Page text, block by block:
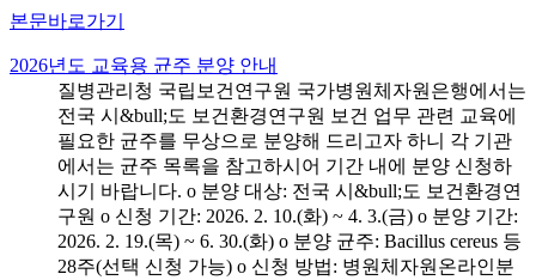
본문바로가기
2026년도 교육용 균주 분양 안내
질병관리청 국립보건연구원 국가병원체자원은행에서는
전국 시&bull;도 보건환경연구원 보건 업무 관련 교육에
필요한 균주를 무상으로 분양해 드리고자 하니 각 기관
에서는 균주 목록을 참고하시어 기간 내에 분양 신청하
시기 바랍니다. o 분양 대상: 전국 시&bull;도 보건환경연
구원 o 신청 기간: 2026. 2. 10.(화) ~ 4. 3.(금) o 분양 기간:
2026. 2. 19.(목) ~ 6. 30.(화) o 분양 균주: Bacillus cereus 등
28주(선택 신청 가능) o 신청 방법: 병원체자원온라인분